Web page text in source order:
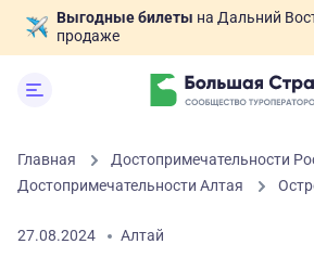
Выгодные билеты на Дальний
продаже
Главная
Достопримечательности
Достопримечательности Алтая
27.08.2024 Алтай